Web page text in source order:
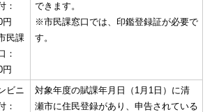
：
円
民課
：
円
できます。
※市民課窓口では、印鑑登録証が必要で
す。
ビニ
：
対象年度の賦課年月日（1月1日）に清
瀬市に住民登録があり、申告されている